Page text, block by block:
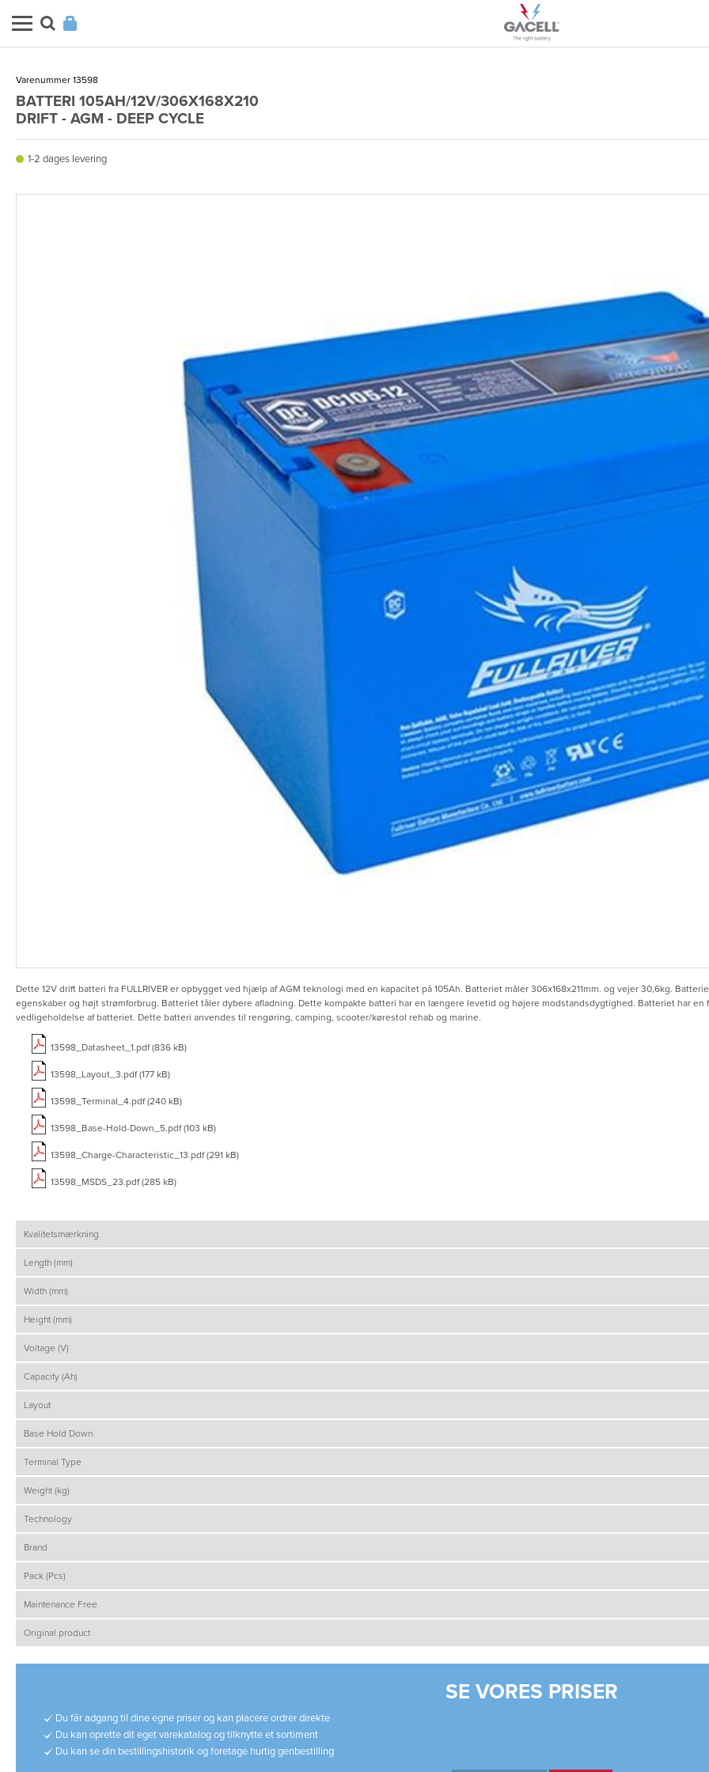
Varenummer 13598
BATTERI 105AH/12V/306X168X210
DRIFT - AGM - DEEP CYCLE
1-2 dages levering
Dette 12V drift batteri fra FULLRIVER er opbygget ved hjælp af AGM teknologi med en kapacitet på 105Ah. Batteriet måler 306x168x211mm. og vejer 30,6kg.
egenskaber og højt strømforbrug. Batteriet tåler dybere afladning. Dette kompakte batteri har en længere levetid og højere modstandsdygtighed. Batteriet har
vedligeholdelse af batteriet. Dette batteri anvendes til rengøring, camping, scooter/kørestol rehab og marine.
13598_Datasheet_1.pdf (836 kB)
13598_Layout_3.pdf (177 kB)
13598_Terminal_4.pdf (240 kB)
13598_Base-Hold-Down_5.pdf (103 kB)
13598_Charge-Characteristic_13.pdf (291 kB)
13598_MSDS_23.pdf (285 kB)
Kvalitetsmærkning
Length (mm)
Width (mm)
Height (mm)
Voltage (V)
Capacity (Ah)
Layout
Base Hold Down
Terminal Type
Weight (kg)
Technology
Brand
Pack (Pcs)
Maintenance Free
Original product
SE VORES PRISER
Du får adgang til dine egne priser og kan placere ordrer direkte
Du kan oprette dit eget varekatalog og tilknytte et sortiment
Du kan se din bestillingshistorik og foretage hurtig genbestilling